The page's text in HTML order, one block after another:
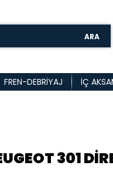
ARA
FREN-DEBRIYAJ İÇ
301